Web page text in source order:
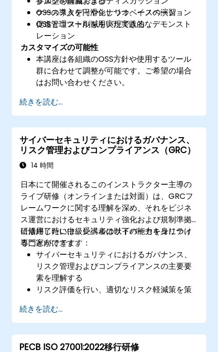
OSSの導入を円滑化しつつ、イノベーション
促進とコスト削減を実現できる
ケーススタディやシナリオベースの演習
OSS管理ツールを用いた実践的なデモンスト
レーション
カスタマイズの可能性
本講座は各組織のOSS方針や使用するツール
群に合わせて調整が可能です。ご希望の場合
はお問い合わせください。
続きを読む...
サイバーセキュリティにおけるガバナンス、
リスク管理およびコンプライアンス（GRC）
14 時間
日本にて開催されるこのインストラクター主導の
ライブ研修（オンラインまたは対面）は、GRCフ
レームワークに関する理解を深め、それをビジネ
ス運営におけるセキュリティ強化および規制準拠
に活用したい中級レベルのサイバーセキュリティ
専門家向けです。
研修終了時には、受講者は以下の能力を身につけ
ることができます：
サイバーセキュリティにおけるガバナンス、
リスク管理およびコンプライアンスの主要要
素を理解する
リスク評価を行い、適切なリスク軽減策を策
規制要件への対応措置を実施し、法規制準拠
を適切に管理できる
セキュリティポリシーおよび手順を策定・運
用できる
続きを読む...
PECB ISO 27001:2022移行研修